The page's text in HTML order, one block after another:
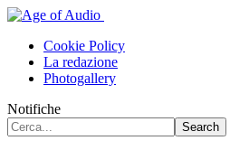
Cookie Policy
La redazione
Photogallery
Notifiche